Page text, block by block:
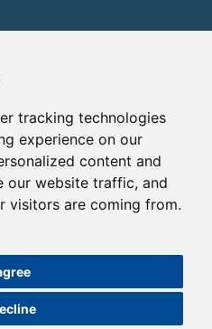
tracking technologies
experience on our
content and
our website traffic, and
visitors are coming from.
| Powered by: